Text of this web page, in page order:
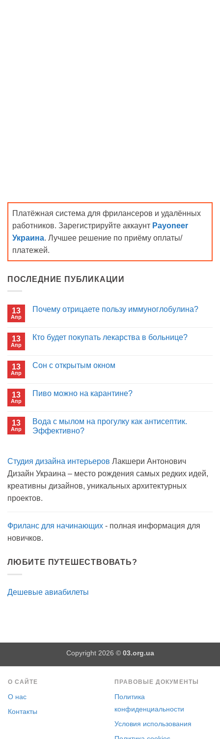
Платёжная система для фрилансеров и удалённых
работников. Зарегистрируйте аккаунт Payoneer
Украина. Лучшее решение по приёму оплаты/
платежей.
ПОСЛЕДНИЕ ПУБЛИКАЦИИ
13
Апр
Почему отрицаете пользу иммуноглобулина?
записи
Почему
13
Апр
Кто будет покупать лекарства в больнице?
записи
Кто
в
13
Апр
Сон с открытым окном
записи
Сон
13
Апр
Пиво можно на карантине?
записи
Пиво
можно
13
Апр
Вода с мылом на прогулку как антисептик.
Эффективно?
Вода
мылом
прогулку
антисептик.
Студия дизайна интерьеров Лакшери Антонович
Дизайн Украина – место рождения самых редких идей,
креативны дизайнов, уникальных архитектурных
проектов.
Фриланс для начинающих - полная информация для
новичков.
ЛЮБИТЕ ПУТЕШЕСТВОВАТЬ?
Дешевые авиабилеты
Copyright 2026 © 03.org.ua
О САЙТЕ
О нас
Контакты
ПРАВОВЫЕ ДОКУМЕНТЫ
Политика
конфиденциальности
Условия использования